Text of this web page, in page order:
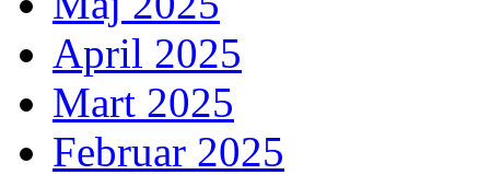
April 2025
Mart 2025
Februar 2025